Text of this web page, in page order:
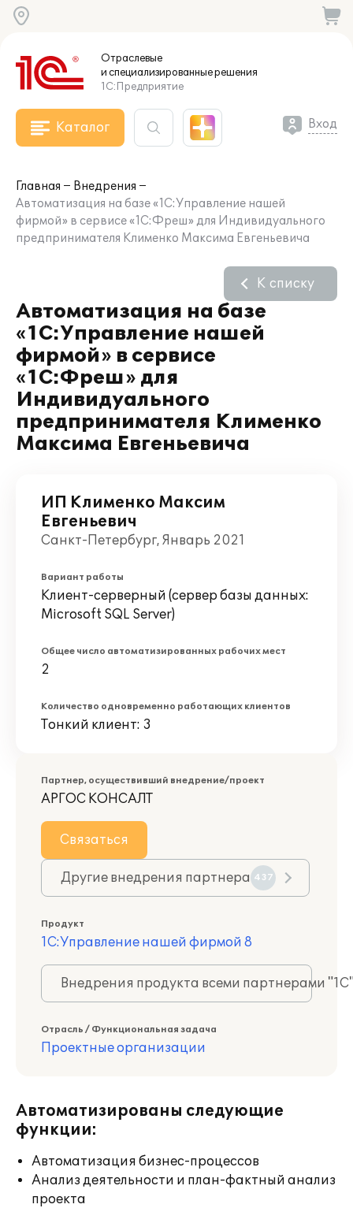
Отраслевые
и специализированныерешения
1С:Предприятие
Каталог Вход
Главная
Внедрения
Автоматизация на базе «1С:Управление нашей
фирмой» в сервисе «1С:Фреш» для Индивидуального
предпринимателя Клименко Максима Евгеньевича
Автоматизация на базе
«1С:Управление нашей
фирмой» в сервисе
«1С:Фреш» для
Индивидуального
предпринимателя Клименко
Максима Евгеньевича
К списку
ИП Клименко Максим
Евгеньевич
Санкт-Петербург, Январь 2021
Вариант работы
Клиент-серверный (сервер базы данных:
Microsoft SQL Server)
Общее число автоматизированных рабочих мест
2
Количество одновременно работающих клиентов
Тонкий клиент: 3
Партнер, осуществивший внедрение/проект
АРГОС КОНСАЛТ
Связаться
Другие внедрения партнера 437
Продукт
1С:Управление нашей фирмой 8
Внедрения продукта всеми партнерами
Отрасль / Функциональная задача
Проектные организации
Автоматизированы следующие
функции:
Автоматизация бизнес-процессов
Анализ деятельности и план-фактный анализ
проекта